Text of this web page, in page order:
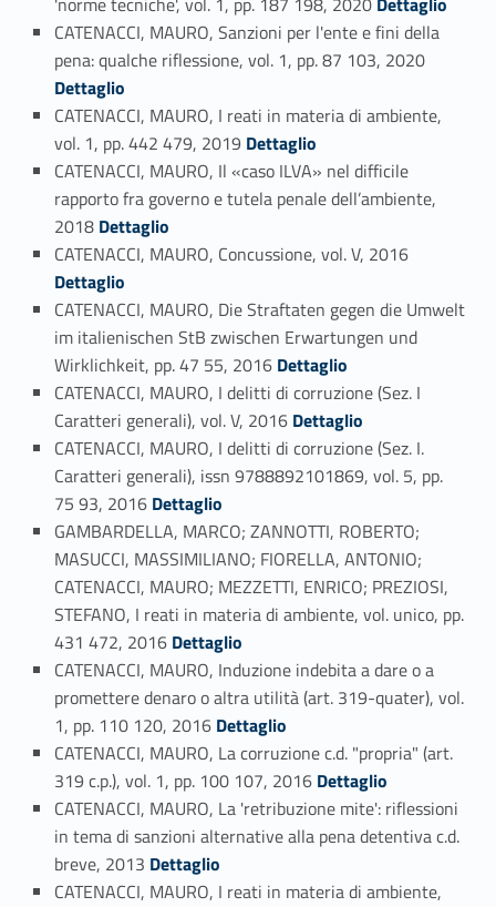
CATENACCI, MAURO, Sanzioni per l'ente e fini della
pena: qualche riflessione, vol. 1, pp. 87 103, 2020
Dettaglio
CATENACCI, MAURO, I reati in materia di ambiente,
vol. 1, pp. 442 479, 2019 Link identifier #identifier_person_66572-38
Dettaglio
CATENACCI, MAURO, Il «caso ILVA» nel difficile
rapporto fra governo e tutela penale dell’ambiente,
2018 Link identifier #identifier_person_180050-39
Dettaglio
CATENACCI, MAURO, Concussione, vol. V, 2016
Dettaglio
CATENACCI, MAURO, Die Straftaten gegen die Umwelt
im italienischen StB zwischen Erwartungen und
Wirklichkeit, pp. 47 55, 2016 Link identifier #identifier_person_89203-41
Dettaglio
CATENACCI, MAURO, I delitti di corruzione (Sez. I
Caratteri generali), vol. V, 2016 Link identifier #identifier_person_140398-42
Dettaglio
CATENACCI, MAURO, I delitti di corruzione (Sez. I.
Caratteri generali), issn 9788892101869, vol. 5, pp.
75 93, 2016 Link identifier #identifier_person_86021-43
Dettaglio
GAMBARDELLA, MARCO; ZANNOTTI, ROBERTO;
MASUCCI, MASSIMILIANO; FIORELLA, ANTONIO;
CATENACCI, MAURO; MEZZETTI, ENRICO; PREZIOSI,
STEFANO, I reati in materia di ambiente, vol. unico, pp.
431 472, 2016 Link identifier #identifier_person_26992-44
Dettaglio
CATENACCI, MAURO, Induzione indebita a dare o a
promettere denaro o altra utilità (art. 319-quater), vol.
1, pp. 110 120, 2016 Link identifier #identifier_person_1286-45
Dettaglio
CATENACCI, MAURO, La corruzione c.d. "propria" (art.
319 c.p.), vol. 1, pp. 100 107, 2016 Link identifier #identifier_person_39483-46
Dettaglio
CATENACCI, MAURO, La 'retribuzione mite': riflessioni
in tema di sanzioni alternative alla pena detentiva c.d.
breve, 2013 Link identifier #identifier_person_68411-47
Dettaglio
CATENACCI, MAURO, I reati in materia di ambiente,